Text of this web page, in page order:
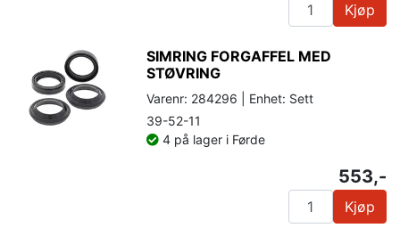
Kjøp
SIMRING FORGAFFEL MED
STØVRING
Varenr: 284296 | Enhet: Sett
39-52-11
4 på lager i Førde
553,-
Kjøp